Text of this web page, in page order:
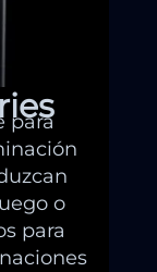
para
o
para